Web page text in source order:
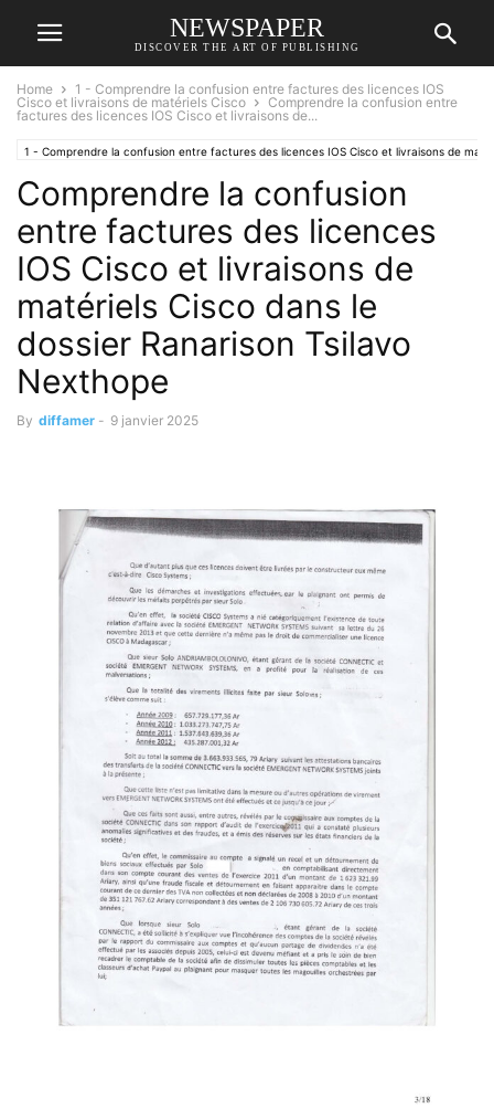
NEWSPAPER
DISCOVER THE ART OF PUBLISHING
Home
1 - Comprendre la confusion entre factures des licences IOS
Cisco et livraisons de matériels Cisco
Comprendre la confusion entre
factures des licences IOS Cisco et livraisons de...
1 - Comprendre la confusion entre factures des licences IOS Cisco et livraisons de
Comprendre la confusion
entre factures des licences
IOS Cisco et livraisons de
matériels Cisco dans le
dossier Ranarison Tsilavo
Nexthope
By diffamer - 9 janvier 2025